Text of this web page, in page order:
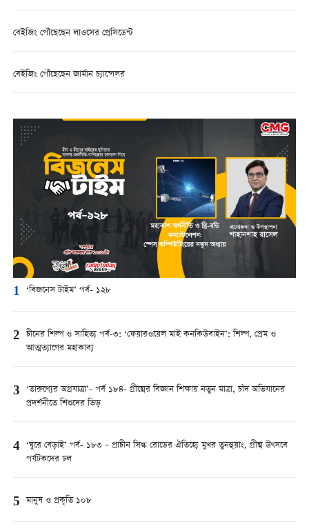
বেইজিং পৌঁছেছেন লাওসের প্রেসিডেন্ট
বেইজিং পৌঁছেছেন জার্মান চ্যান্সেলর
1 ‘বিজনেস টাইম’ পর্ব- ১২৮
2 চীনের শিল্প ও সাহিত্য পর্ব-৩: ‘ফেয়ারওয়েল মাই কনকিউবাইন’: শিল্প, প্রেম ও
আত্মত্যাগের মহাকাব্য
3 ‘তারুণ্যের অগ্রযাত্রা’- পর্ব ১৮৪- গ্রীষ্মের বিজ্ঞান শিক্ষায় নতুন মাত্রা, চাঁদ অভিযানের
প্রদর্শনীতে শিশুদের ভিড়
4 ‘ঘুরে বেড়াই’ পর্ব- ১৮৩ – প্রাচীন সিল্ক রোডের ঐতিহ্যে মুখর তুনহুয়াং, গ্রীষ্ম উৎসবে
পর্যটকদের ঢল
5 মানুষ ও প্রকৃতি ১০৮